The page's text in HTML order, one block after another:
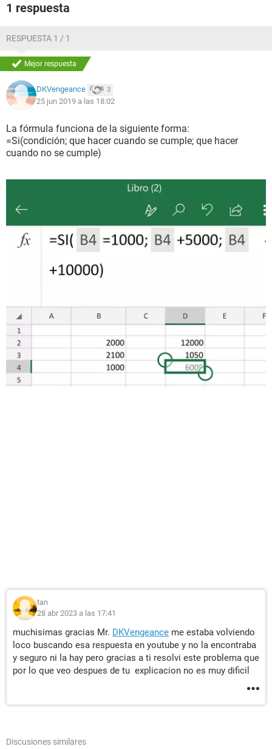
1 respuesta
RESPUESTA 1 / 1
Mejor respuesta
DKVengeance 3
25 jun 2019 a las 18:02
La fórmula funciona de la siguiente forma:
=Si(condición; que hacer cuando se cumple; que hacer
cuando no se cumple)
tan
28 abr 2023 a las 17:41
muchisimas gracias Mr. DKVengeance me estaba volviendo
loco buscando esa respuesta en youtube y no la encontraba
y seguro ni la hay pero gracias a ti resolvi este problema que
por lo que veo despues de tu explicacion no es muy dificil
Discusiones similares